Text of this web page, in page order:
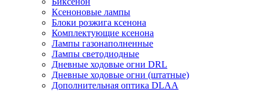
Ксеноновые лампы
Блоки розжига ксенона
Комплектующие ксенона
Лампы газонаполненные
Лампы светодиодные
Дневные ходовые огни DRL
Дневные ходовые огни (штатные)
Дополнительная оптика DLAA